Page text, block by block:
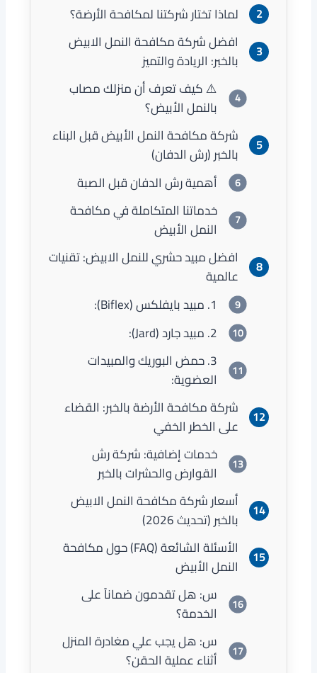
لماذا تختار شركتنا لمكافحة الأرضة؟
افضل شركة مكافحة النمل الابيض
بالخبر: الريادة والتميز
⚠️ كيف تعرف أن منزلك مصاب
بالنمل الأبيض؟
شركة مكافحة النمل الأبيض قبل البناء
بالخبر (رش الدفان)
أهمية رش الدفان قبل الصبة
خدماتنا المتكاملة في مكافحة
النمل الأبيض
افضل مبيد حشري للنمل الابيض: تقنيات
عالمية
1. مبيد بايفلكس (Biflex):
2. مبيد جارد (Jard):
3. حمض البوريك والمبيدات
العضوية:
شركة مكافحة الأرضة بالخبر: القضاء
على الخطر الخفي
خدمات إضافية: شركة رش
القوارض والحشرات بالخبر
أسعار شركة مكافحة النمل الابيض
بالخبر (تحديث 2026)
الأسئلة الشائعة (FAQ) حول مكافحة
النمل الأبيض
س: هل تقدمون ضماناً على
الخدمة؟
س: هل يجب علي مغادرة المنزل
أثناء عملية الحقن؟